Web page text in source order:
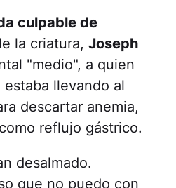
culpable de
la criatura, Joseph
"medio", a quien
llevando al
descartar anemia,
reflujo gástrico.
desalmado.
que no puedo con